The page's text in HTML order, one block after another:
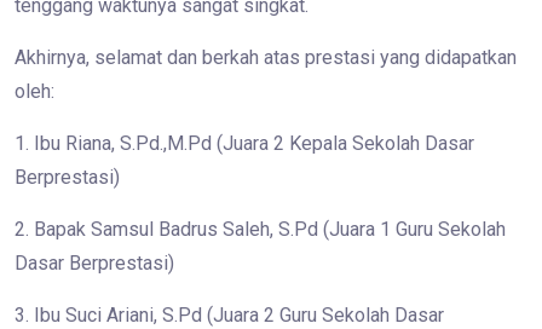
tenggang waktunya sangat singkat.
Akhirnya, selamat dan berkah atas prestasi yang didapatkan
oleh:
1. Ibu Riana, S.Pd.,M.Pd (Juara 2 Kepala Sekolah Dasar
Berprestasi)
2. Bapak Samsul Badrus Saleh, S.Pd (Juara 1 Guru Sekolah
Dasar Berprestasi)
3. Ibu Suci Ariani, S.Pd (Juara 2 Guru Sekolah Dasar